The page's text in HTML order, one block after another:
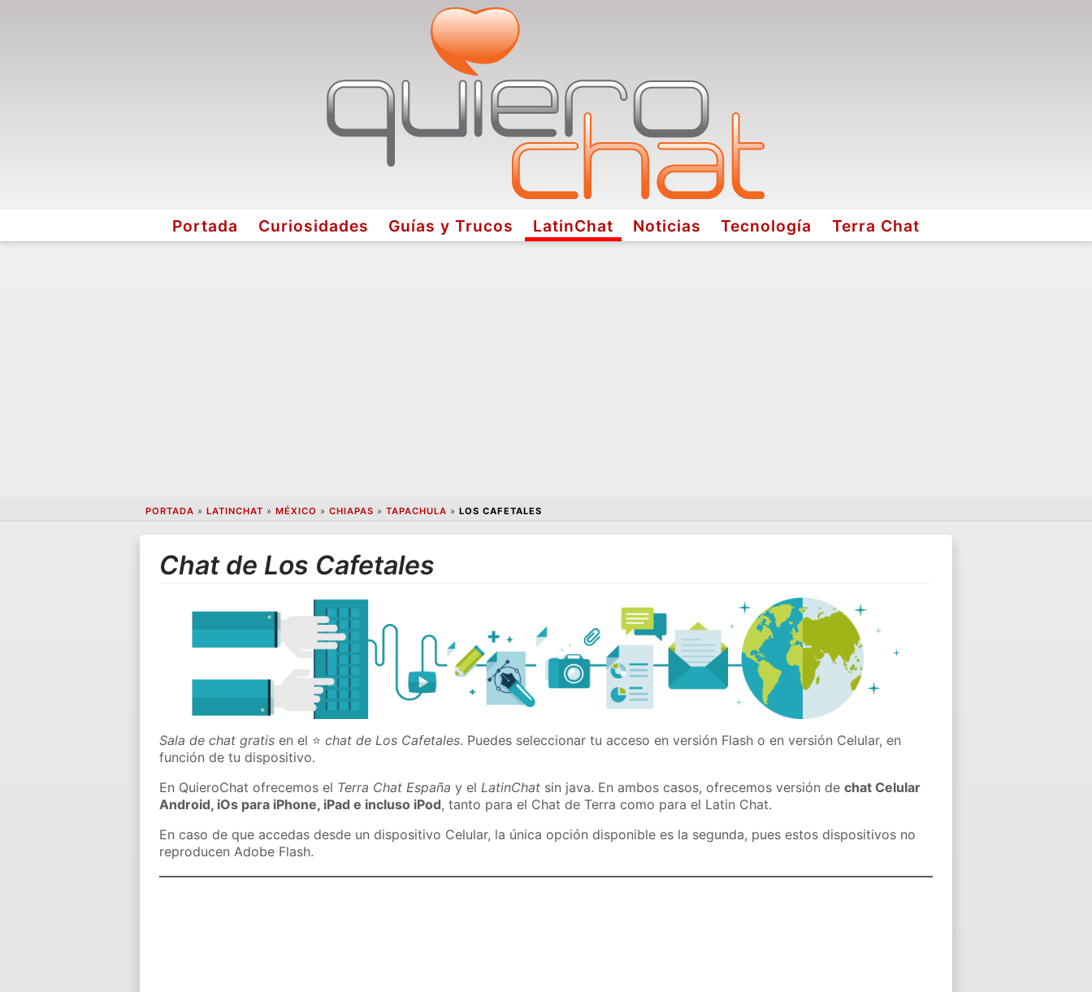
Portada Curiosidades Guías y Trucos LatinChat Noticias Tecnología Terra Chat
PORTADA » LATINCHAT » MÉXICO » CHIAPAS » TAPACHULA » LOS CAFETALES
Chat de Los Cafetales
Sala de chat gratis en el ⭐chat de Los Cafetales. Puedes seleccionar tu acceso en versión Flash o en versión Celular, en
función de tu dispositivo.
En QuieroChat ofrecemos el Terra Chat España y elLatinChat sin java. En ambos casos, ofrecemos versión dechat Celular
Android, iOs para iPhone, iPad e incluso iPod, tanto para el Chat de Terra como para el Latin Chat.
En caso de que accedas desde un dispositivo Celular, la única opción disponible es la segunda, pues estos dispositivos no
reproducen Adobe Flash.